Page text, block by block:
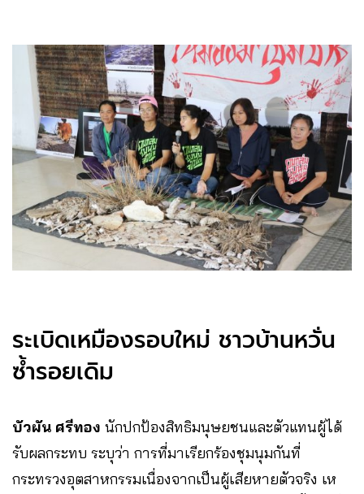
ระเบิดเหมืองรอบใหม่ ชาวบ้านหวั่น
ซ้ำรอยเดิม
บัวผัน ศรีทอง นักปกป้องสิทธิมนุษยชนและตัวแทนผู้ได้
รับผลกระทบ ระบุว่า การที่มาเรียกร้องชุมนุมกันที่
กระทรวงอุตสาหกรรมเนื่องจากเป็นผู้เสียหายตัวจริง เห